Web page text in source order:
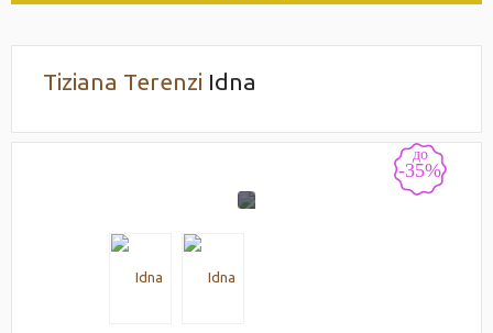
Tiziana Terenzi Idna
до
-35%